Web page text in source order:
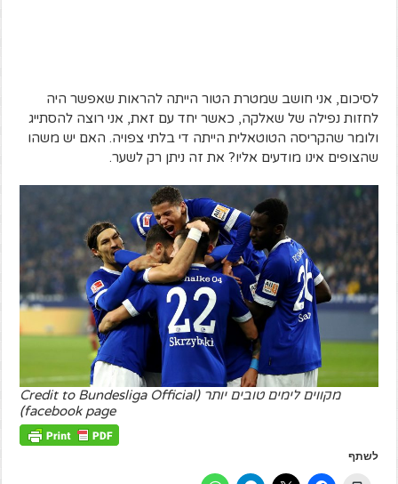
לסיכום, אני חושב שמטרת הטור הייתה להראות שאפשר היה
לחזות נפילה של שאלקה, כאשר יחד עם זאת, אני רוצה להסתייג
ולומר שהקריסה הטוטאלית הייתה די בלתי צפויה. האם יש משהו
שהצופים אינו מודעים אליו? את זה ניתן רק לשער.
מקווים לימים טובים יותר (Credit to Bundesliga Official
facebook page)
לשתף